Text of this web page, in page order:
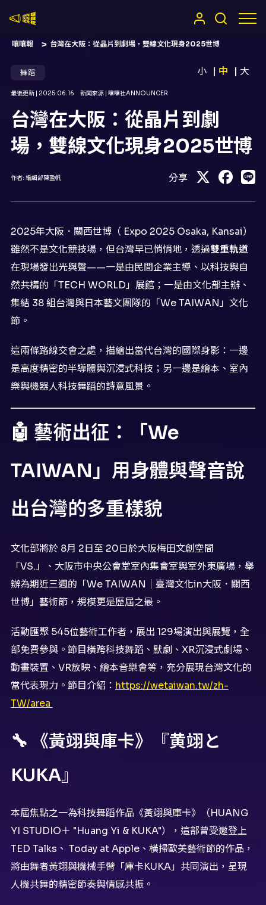
嚷嚷報 台灣在大阪：從晶片到劇場，雙線文化現身2025世博
舞蹈 小 中 大
最後更新 | 2025.06.16 新聞來源 | 嚷嚷社ANNOUNCER
台灣在大阪：從晶片到劇
場，雙線文化現身2025世博
作者: 編輯部陳盈帆 分享
2025年大阪．關西世博（ Expo 2025 Osaka, Kansai）
雖然不是文化競技場，但台灣早已悄悄地，透過雙重軌道
在現場發出光與聲——一是由民間企業主導、以科技與自
然共構的「TECH WORLD」展館；一是由文化部主辦、
集結 38 組台灣與日本藝文團隊的「We TAIWAN」文化
節。
這兩條路線交會之處，描繪出當代台灣的國際身影：一邊
是高度精密的半導體與沉浸式科技；另一邊是繪本、室內
樂與機器人科技舞蹈的詩意風景。
🤖 藝術出征：「We
TAIWAN」用身體與聲音說
出台灣的多重樣貌
文化部將於 8月 2日至 20日於大阪梅田文創空間
「VS.」、大阪市中央公會堂室內集會室與室外東廣場，舉
辦為期近三週的「We TAIWAN｜臺灣文化in大阪．關西
世博」藝術節，規模更是歷屆之最。
活動匯聚 545位藝術工作者，展出 129場演出與展覽，全
部免費參與。節目橫跨科技舞蹈、默劇、XR沉浸式劇場、
動畫裝置、VR放映、繪本音樂會等，充分展現台灣文化的
當代表現力。節目介紹： https://wetaiwan.tw/zh-
TW/area
🔧 《黃翊與庫卡》『黄翊と
KUKA』
本屆焦點之一為科技舞蹈作品《黃翊與庫卡》（HUANG
YI STUDIO＋ "Huang Yi & KUKA"），這部曾受邀登上
TED Talks、 Today at Apple、橫掃歐美藝術節的作品，
將由舞者黃翊與機械手臂「庫卡KUKA」共同演出，呈現
人機共舞的精密節奏與情感共振。